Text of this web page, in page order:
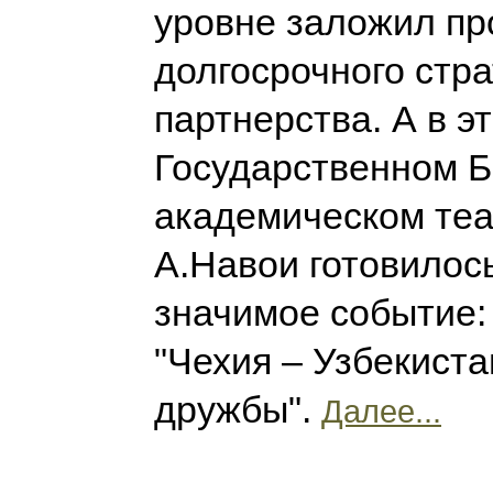
уровне заложил
долгосрочного
партнерства. А в
Государственном
академическом
А.Навои
значимое событие:
"Чехия –
дружбы". Далее...